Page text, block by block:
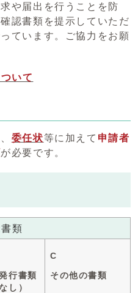
や届出を行うことを防
認書類を提示していただ
ています。ご協力をお願
いて
委任状等に加えて 申請者
が必要です。
類
行書類
し）
C
その他の書類